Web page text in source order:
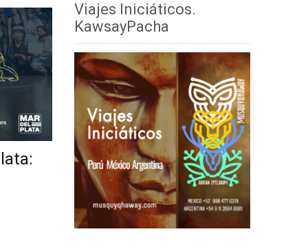
Viajes Iniciáticos.
KawsayPacha